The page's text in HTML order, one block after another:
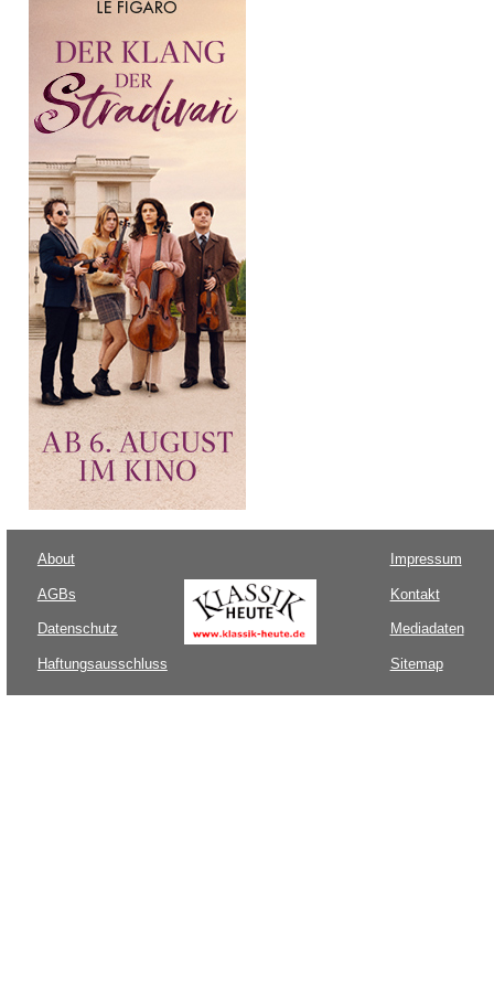
About
AGBs
Datenschutz
Haftungsausschluss
Impressum
Kontakt
Mediadaten
Sitemap